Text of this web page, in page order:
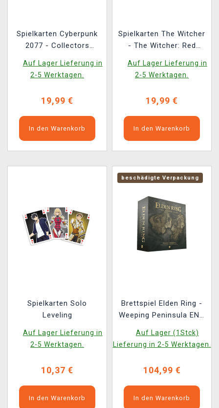
Spielkarten Cyberpunk
2077 - Collectors
Auf Lager Lieferung in
2-5 Werktagen.
19,99 €
In den Warenkorb
Spielkarten The Witcher
- The Witcher: Red
Auf Lager Lieferung in
2-5 Werktagen.
19,99 €
In den Warenkorb
Spielkarten Solo
Leveling
Auf Lager Lieferung in
2-5 Werktagen.
10,37 €
In den Warenkorb
beschädigte Verpackung
Brettspiel Elden Ring -
Weeping Peninsula ENG
Verpackung)
Auf Lager (1Stck)
Lieferung in 2-5 Werktagen.
104,99 €
In den Warenkorb